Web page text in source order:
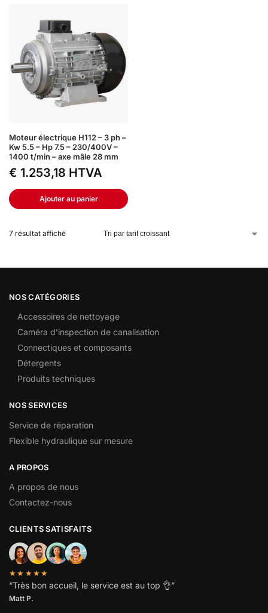
Moteur électrique H112 – 3 ph –
Kw 5.5 – Hp 7.5 – 230/400V –
1400 t/min – axe mâle 28 mm
€ 1.253,18 HTVA
Ajouter au panier
7 résultat affiché
NOS CATÉGORIES
Accessoires de nettoyage
Caméra d’inspection de canalisation
Connectiques et composants
Détergents
Produits techniques
NOS SERVICES
Service de réparation
Flexible hydraulique sur mesure
A PROPOS
A propos de nous
Contactez-nous
CLIENTS SATISFAITS
★★★★★
“Très bon accueil, le service est au top 👌”
Matt P.